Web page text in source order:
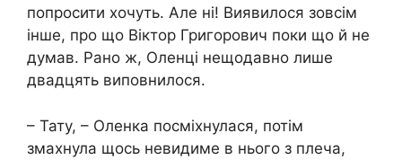
попросити хочуть. Але ні! Виявилося зовсім
інше, про що Віктор Григорович поки що й не
думав. Рано ж, Оленці нещодавно лише
двадцять виповнилося.
– Тату, – Оленка посміхнулася, потім
змахнула щось невидиме в нього з плеча,